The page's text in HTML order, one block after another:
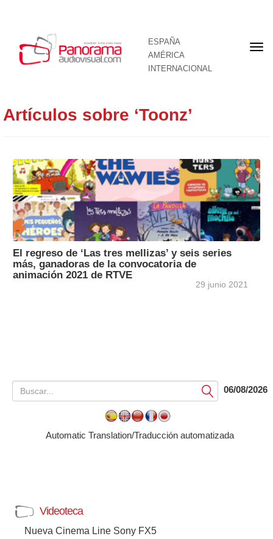
ESPAÑA
AMÉRICA
INTERNACIONAL
Artículos sobre ‘Toonz’
El regreso de ‘Las tres mellizas’ y seis series
más, ganadoras de la convocatoria de
animación 2021 de RTVE
29 junio 2021
Submit06/08/2026
Automatic Translation/Traducción automatizada
Videoteca
Nueva Cinema Line Sony FX5